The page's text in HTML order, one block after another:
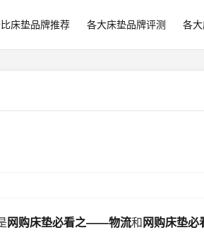
床垫品牌推荐 各大床垫品牌评测 各
网购床垫必看之——物流和 网购床垫